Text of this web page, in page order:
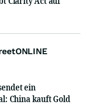
ein
China kauft Gold